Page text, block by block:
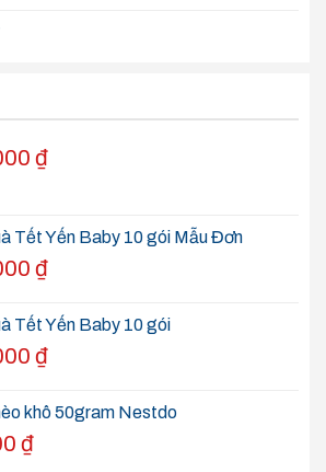
₫
Tết Yến Baby 10 gói Mẫu Đơn
₫
Tết Yến Baby 10 gói
₫
khô 50gram Nestdo
₫